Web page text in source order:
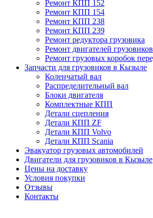
Ремонт КПП 152
Ремонт КПП 154
Ремонт КПП 238
Ремонт КПП 239
Ремонт редуктора грузовика
Ремонт двигателей грузовиков
Ремонт грузовых коробок
Запчасти для грузовиков в Кызыле
Коленчатый вал
Распределительный вал
Блоки двигателя
Комплектные КПП
Детали сцепления
Детали КПП ZF
Детали КПП Volvo
Детали КПП Scania
Эвакуатор грузовых автомобилей
Двигатели для грузовиков в Кызыле
Цены на доставку
Условия покупки
Отзывы
Контакты